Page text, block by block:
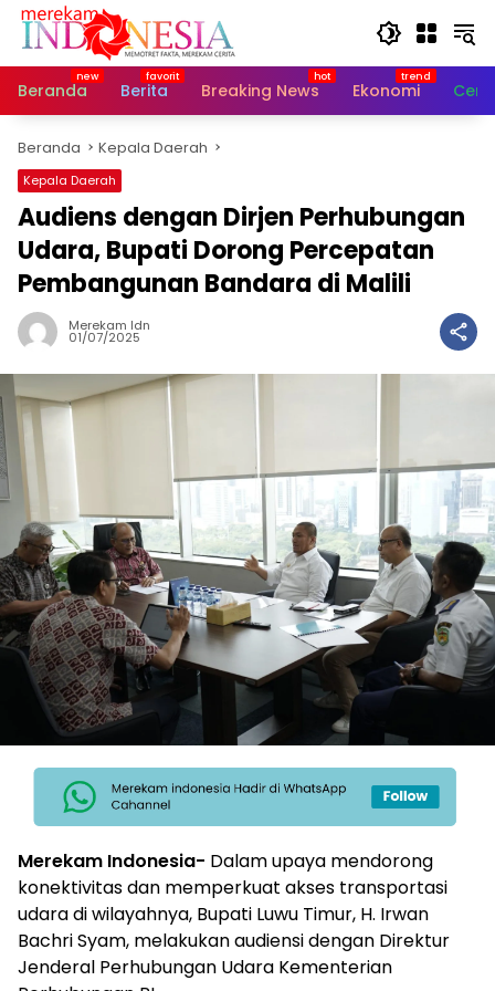
Langsung
Beranda
Berita Breaking News Ekonomi
Beranda Kepala Daerah
Kepala Daerah
Audiens dengan Dirjen Perhubungan
Udara, Bupati Dorong Percepatan
Pembangunan Bandara di Malili
Merekam Idn
01/07/2025
Merekam Indonesia- Dalam upaya mendorong
konektivitas dan memperkuat akses transportasi
udara di wilayahnya, Bupati Luwu Timur, H. Irwan
Bachri Syam, melakukan audiensi dengan Direktur
Jenderal Perhubungan Udara Kementerian